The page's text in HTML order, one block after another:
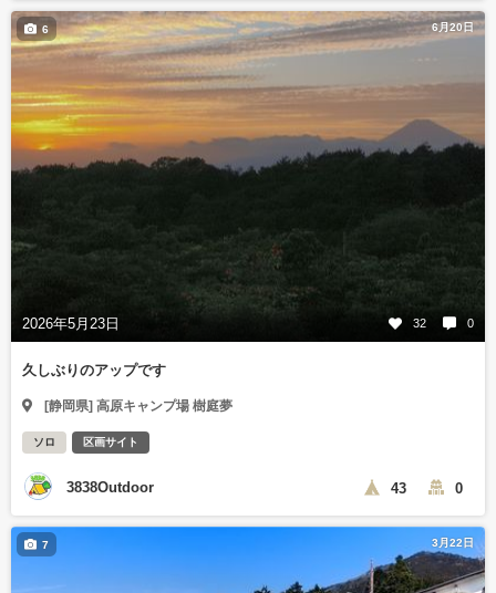
6月20日
2026年5月23日 32 0
6
久しぶりのアップです
[静岡県] 高原キャンプ場 樹庭夢
ソロ 区画サイト
3838Outdoor 43 0
3月22日
7